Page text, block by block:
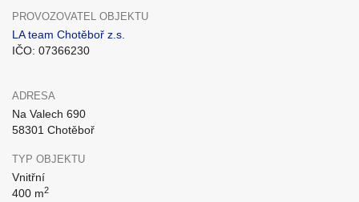
PROVOZOVATEL OBJEKTU
LA team Chotěboř z.s.
IČO: 07366230
ADRESA
Na Valech 690
58301 Chotěboř
TYP OBJEKTU
Vnitřní
400 m2